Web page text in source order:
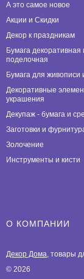
А это самое новое
Акции и Скидки
Декор к праздникам
Бумага декоративная
поделочная
Бумага для живописи
Декоративные
украшения
Декупаж - бумага и
Заготовки и
Золочение
Инструменты и кисти
О КОМПАНИИ
Декор Дома, товары
© 2026